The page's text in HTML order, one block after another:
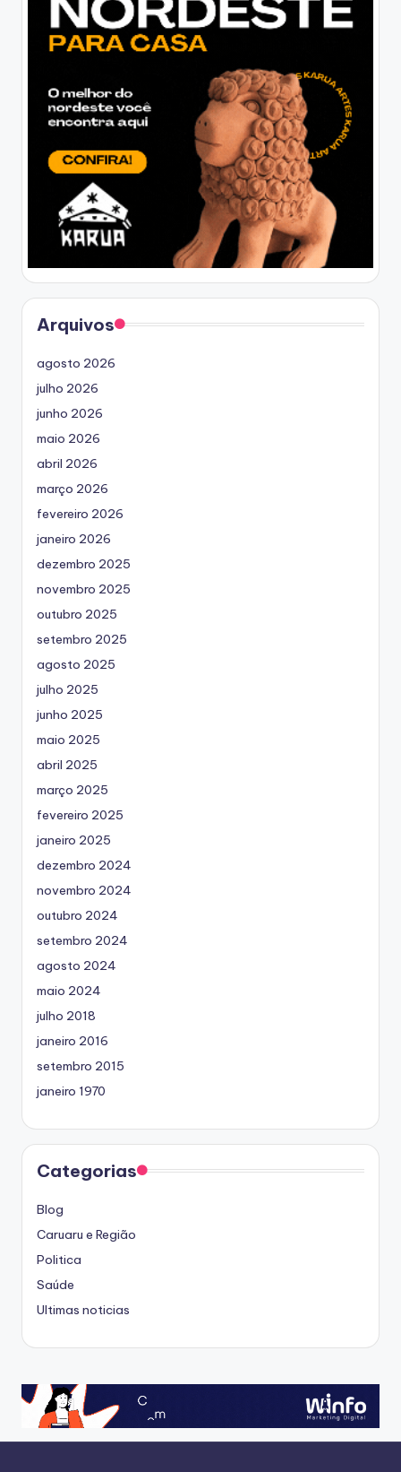
Arquivos
agosto 2026
julho 2026
junho 2026
maio 2026
abril 2026
março 2026
fevereiro 2026
janeiro 2026
dezembro 2025
novembro 2025
outubro 2025
setembro 2025
agosto 2025
julho 2025
junho 2025
maio 2025
abril 2025
março 2025
fevereiro 2025
janeiro 2025
dezembro 2024
novembro 2024
outubro 2024
setembro 2024
agosto 2024
maio 2024
julho 2018
janeiro 2016
setembro 2015
janeiro 1970
Categorias
Blog
Caruaru e Região
Politica
Saúde
Ultimas noticias